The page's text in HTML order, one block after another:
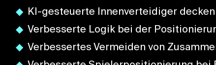
KI-gesteuerte Innenverteidiger
Verbesserte Logik bei der
Verbessertes Vermeiden von